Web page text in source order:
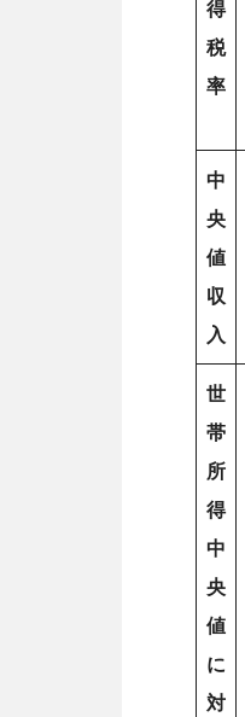
得
税
率
中
央
値
収
入
世
帯
所
得
中
央
値
に
対